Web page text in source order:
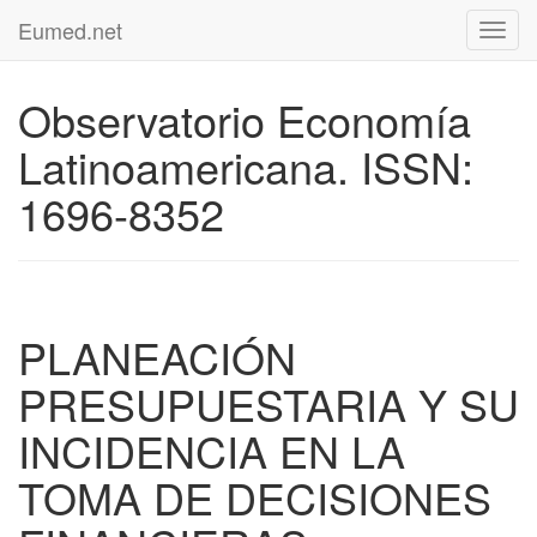
Eumed.net
Observatorio Economía
Latinoamericana. ISSN:
1696-8352
PLANEACIÓN
PRESUPUESTARIA Y SU
INCIDENCIA EN LA
TOMA DE DECISIONES